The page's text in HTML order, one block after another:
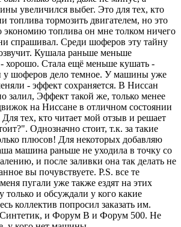
увеличился выбег. Это для тех, кто
топлива тормозить двигателем, но это
экономию топлива он мне толком ничего
спрашивал. Среди шоферов эту тайну
Кушала раньше меньше
Стала ещё меньше кушать -
шоферов дело темное. У машины уже
- эффект сохраняется. В Ниссан
залил, Эффект такой же, только менее
на Ниссане в отличном состоянии
тех, кто читает мой отзыв и решает
Однозначно стоит, т.к. за такие
плюсов! Для некоторых добавляю
машина раньше не уходила в точку со
и после заливки она так делать не
вы почувствуете. P.S. все те
пугали уже также ездят на этих
только и обсуждали у кого какие
коллектив попросил заказать им.
и Форум В и Форум 500. Не